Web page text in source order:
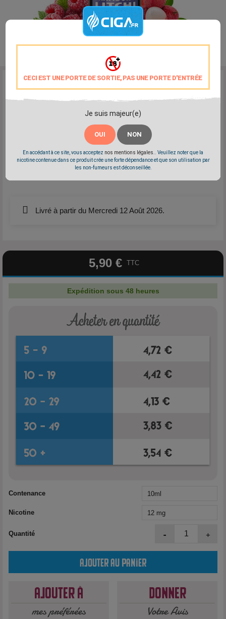
CECI EST UNE PORTE DE SORTIE, PAS UNE PORTE D'ENTRÉE
Je suis majeur(e)
OUI NON
En accédant à ce site, vous acceptez nos mentions légales.
. Veuillez noter que la
nicotine contenue dans ce produit crée une forte dépendance et que son utilisation par
les non-fumeurs est déconseillée.
Marque: Cirkus
Le délicat mélange de la framboise et du litchi.
Livré à partir du Mercredi 12 Août 2026.
5,90 € TTC
Expédition sous 48 heures
Contenance
Nicotine
Quantité - +
Ajouter au panier
Ajouter à
mes préférées
Donner
Votre Avis